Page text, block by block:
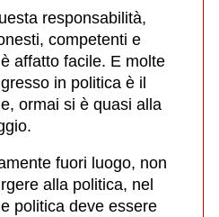
responsabilità,
competenti e
affatto facile. E molte
in politica è il
ormai si è quasi alla
fuori luogo, non
alla politica, nel
politica deve essere